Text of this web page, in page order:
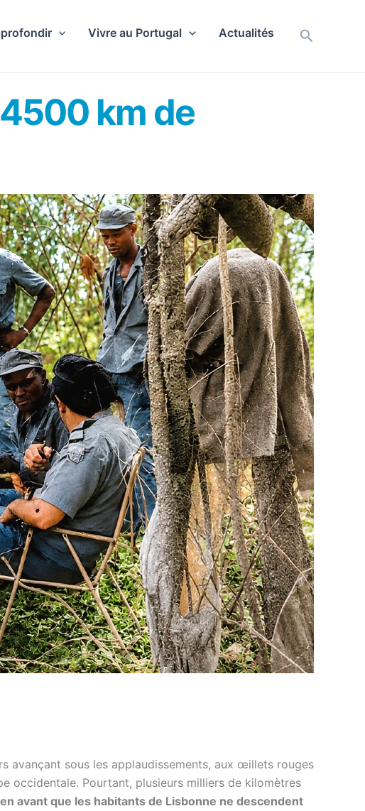
Vivre au Portugal Actualités
km de
avançant sous les applaudissements, aux œillets rouges
occidentale. Pourtant, plusieurs milliers de kilomètres
avant que les habitants de Lisbonne ne descendent